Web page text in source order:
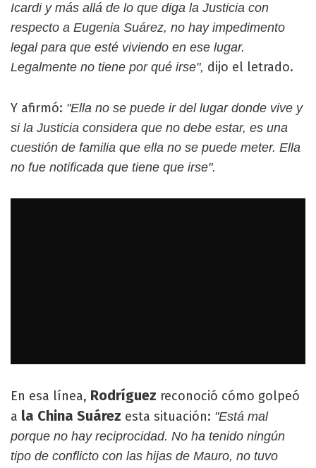
Icardi y más allá de lo que diga la Justicia con
respecto a Eugenia Suárez, no hay impedimento
legal para que esté viviendo en ese lugar.
Legalmente no tiene por qué irse", dijo el letrado.
Y afirmó: "Ella no se puede ir del lugar donde vive y
si la Justicia considera que no debe estar, es una
cuestión de familia que ella no se puede meter. Ella
no fue notificada que tiene que irse".
En esa línea, Rodríguez reconoció cómo golpeó
a la China Suárez esta situación: "Está mal
porque no hay reciprocidad. No ha tenido ningún
tipo de conflicto con las hijas de Mauro, no tuvo